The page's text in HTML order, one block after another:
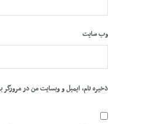
وب‌ سایت
ذخیره نام، ایمیل و وبسایت من در